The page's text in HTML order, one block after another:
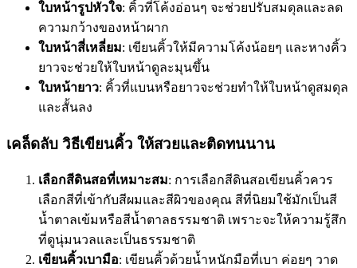
ใบหน้ารูปหัวใจ: คิ้วที่โค้งอ่อนๆ จะช่วยปรับสมดุลและลด
ความกว้างของหน้าผาก
ใบหน้าสี่เหลี่ยม: เขียนคิ้วให้มีความโค้งน้อยๆ และหางคิ้ว
ยาวจะช่วยให้ใบหน้าดูละมุนขึ้น
ใบหน้ายาว: คิ้วที่แบนหรือยาวจะช่วยทำให้ใบหน้าดูสมดุล
และสั้นลง
เคล็ดลับ วิธีเขียนคิ้ว ให้สวยและติดทนนาน
เลือกสีดินสอที่เหมาะสม: การเลือกสีดินสอเขียนคิ้วควร
เลือกสีที่เข้ากับสีผมและสีผิวของคุณ สีที่นิยมใช้มักเป็นสี
น้ำตาลเข้มหรือสีน้ำตาลธรรมชาติ เพราะจะให้ความรู้สึก
ที่ดูนุ่มนวลและเป็นธรรมชาติ
เขียนคิ้วเบามือ: เขียนคิ้วด้วยน้ำหนักมือที่เบา ค่อยๆ วาด